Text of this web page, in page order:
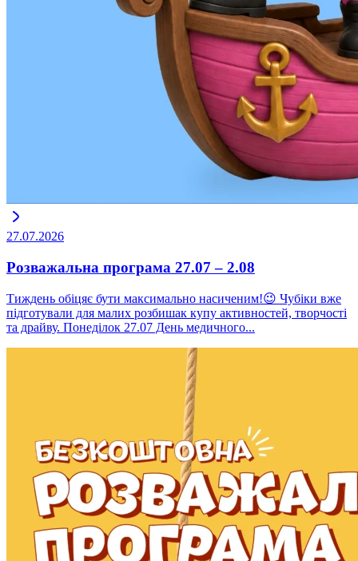
27.07.2026
Розважальна програма 27.07 – 2.08
Тиждень обіцяє бути максимально насиченим!😉 Чубіки вже
підготували для малих розбишак купу активностей, творчості
та драйву. Понеділок 27.07 День медичного...